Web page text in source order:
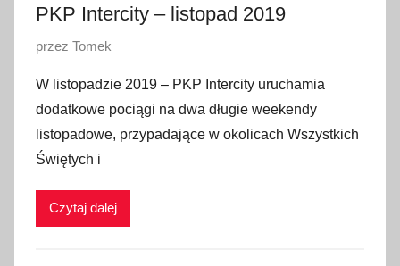
a
2
1
9
PKP Intercity – listopad 2019
O
u
b
l
i
w
przez Tomek
W listopadzie 2019 – PKP Intercity uruchamia
dodatkowe pociągi na dwa długie weekendy
listopadowe, przypadające w okolicach Wszystkich
Świętych i
Czytaj dalej